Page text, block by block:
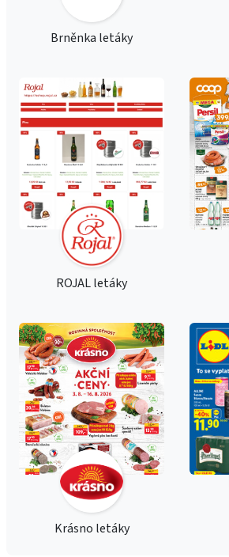
Brněnka letáky
ROJAL letáky
Krásno letáky